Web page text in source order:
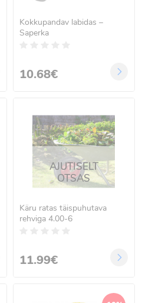
Kokkupandav labidas –
Saperka
10.68€
AJUTISELT
OTSAS
Käru ratas täispuhutava
rehviga 4.00-6
11.99€